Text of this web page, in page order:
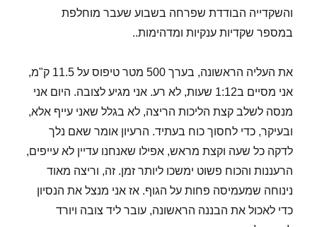
והשקדייה הבודדת שפרחה בשבוע שעבר מוחלפת
במספר שקדיות ענקיות ומדהימות..
את העליה הראשונה, בערך 500 מטר טיפוס על 11.5 ק"מ,
אני מסיים ב1:12 שעות, לא רע. אני מגיע לצובה. היום אני
מנסה לשלב קצת הליכות הריצה, לא בגלל שאני עייף אלא,
ובעיקר, כדי לחסוך כוח בעתיד. הרעיון אומר שאם נלך
לדקה כל שעה וקצת מראש, אפילו שאנחנו עדיין לא עייפים,
הרעננות והכוח פשוט ימשכו ליותר זמן. זה, וריצה מאוד
נינוחה שמעמיסה פחות על הגוף. אז אני מנצל את הנסיון
כדי לאכול את הבננה הראשונה, עובר ליד צובה ויורד